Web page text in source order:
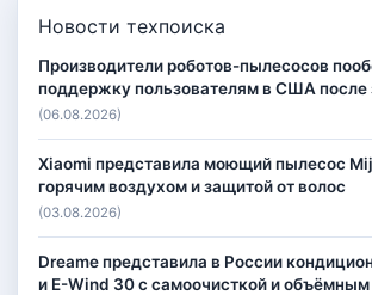
Новости техпоиска
Производители роботов-пылесосов
поддержку пользователям в США после
(06.08.2026)
Xiaomi представила моющий пылесос
горячим воздухом и защитой от волос
(03.08.2026)
Dreame представила в России
и E-Wind 30 с самоочисткой и объёмным